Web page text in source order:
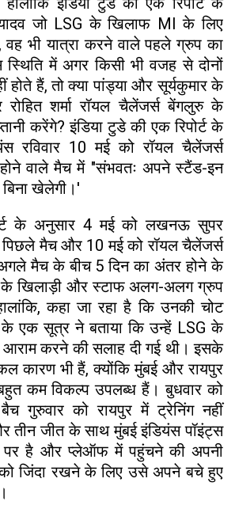
जो LSG के खिलाफ MI के लिए
भी यात्रा करने वाले पहले ग्रुप का
स्थिति में अगर किसी भी वजह से दोनों
होते हैं, तो क्या पांड्या और सूर्यकुमार के
शर्मा रॉयल चैलेंजर्स बेंगलुरु के
करेंगे? इंडिया टुडे की एक रिपोर्ट के
रविवार 10 मई को रॉयल चैलेंजर्स
वाले मैच में "संभवतः अपने स्टैंड-इन
खेलेगी।'
के अनुसार 4 मई को लखनऊ सुपर
मैच और 10 मई को रॉयल चैलेंजर्स
मैच के बीच 5 दिन का अंतर होने के
के खिलाड़ी और स्टाफ अलग-अलग ग्रुप
कहा जा रहा है कि उनकी चोट
के एक सूत्र ने बताया कि उन्हें LSG के
करने की सलाह दी गई थी। इसके
कारण भी हैं, क्योंकि मुंबई और रायपुर
कम विकल्प उपलब्ध हैं। बुधवार को
गुरुवार को रायपुर में ट्रेनिंग नहीं
तीन जीत के साथ मुंबई इंडियंस पॉइंट्स
पर है और प्लेऑफ में पहुंचने की अपनी
को जिंदा रखने के लिए उसे अपने बचे हुए